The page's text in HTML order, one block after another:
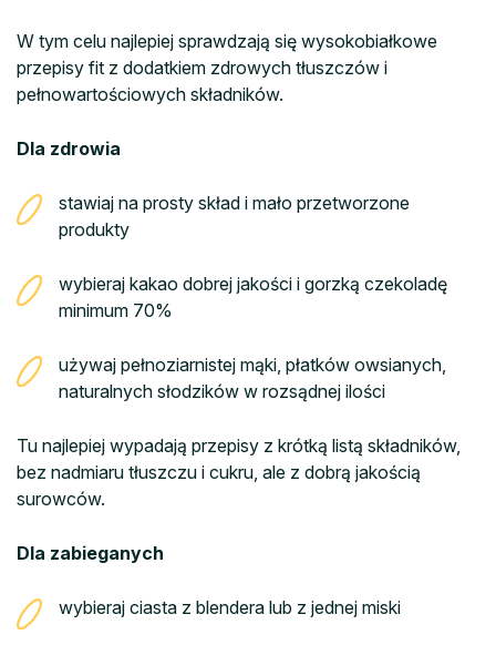
W tym celu najlepiej sprawdzają się wysokobiałkowe
przepisy fit z dodatkiem zdrowych tłuszczów i
pełnowartościowych składników.
Dla zdrowia
stawiaj na prosty skład i mało przetworzone
produkty
wybieraj kakao dobrej jakości i gorzką czekoladę
minimum 70%
używaj pełnoziarnistej mąki, płatków owsianych,
naturalnych słodzików w rozsądnej ilości
Tu najlepiej wypadają przepisy z krótką listą składników,
bez nadmiaru tłuszczu i cukru, ale z dobrą jakością
surowców.
Dla zabieganych
wybieraj ciasta z blendera lub z jednej miski